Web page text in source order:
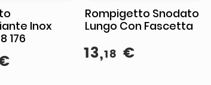
Inox
176
Rompigetto Snodato
Lungo Con Fascetta
13,18 €